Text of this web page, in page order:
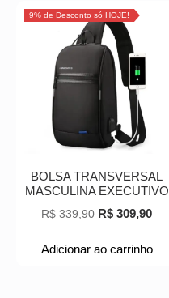
9% de Desconto só HOJE!
BOLSA TRANSVERSAL
MASCULINA EXECUTIVO
R$339,90 R$ 309,90
Adicionar ao carrinho